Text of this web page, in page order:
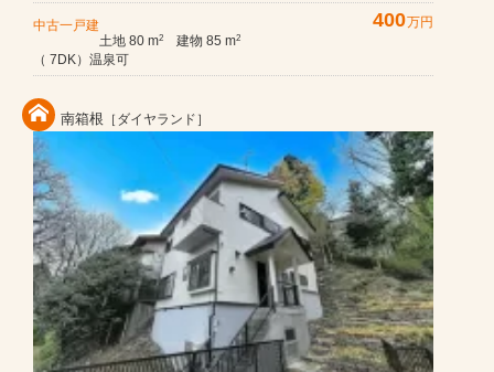
中古一戸建 400万円
土地 80 m2 建物 85 m2
（ 7DK）温泉可
南箱根 ［ダイヤランド］